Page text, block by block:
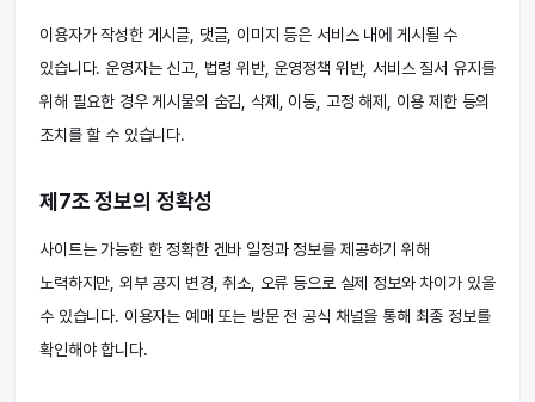
이용자가 작성한 게시글, 댓글, 이미지 등은 서비스 내에 게시될 수
있습니다. 운영자는 신고, 법령 위반, 운영정책 위반, 서비스 질서 유지를
위해 필요한 경우 게시물의 숨김, 삭제, 이동, 고정 해제, 이용 제한 등의
조치를 할 수 있습니다.
제7조 정보의 정확성
사이트는 가능한 한 정확한 겐바 일정과 정보를 제공하기 위해
노력하지만, 외부 공지 변경, 취소, 오류 등으로 실제 정보와 차이가 있을
수 있습니다. 이용자는 예매 또는 방문 전 공식 채널을 통해 최종 정보를
확인해야 합니다.